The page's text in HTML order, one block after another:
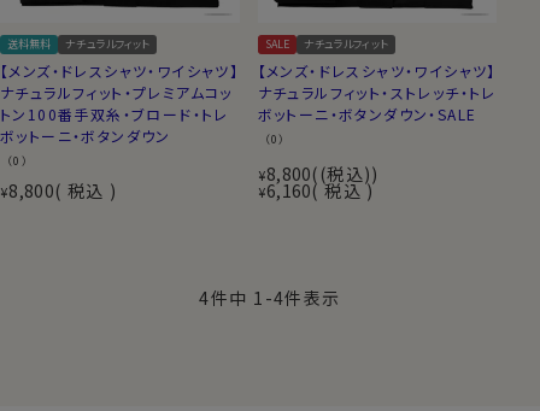
送料無料 ナチュラルフィット
【メンズ・ドレスシャツ・ワイシャツ】
ナチュラルフィット・プレミアムコッ
トン100番手双糸・ブロード・トレ
ボットーニ・ボタンダウン
（0）
¥8,800 税込
SALE ナチュラルフィット
【メンズ・ドレスシャツ・ワイシャツ】
ナチュラルフィット・ストレッチ・トレ
ボットーニ・ボタンダウン・SALE
（0）
¥8,800 (税込)
¥6,160 税込
4件中 1 -4件表示